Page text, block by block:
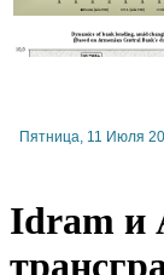
Пятница, 11 Июля
Idram и